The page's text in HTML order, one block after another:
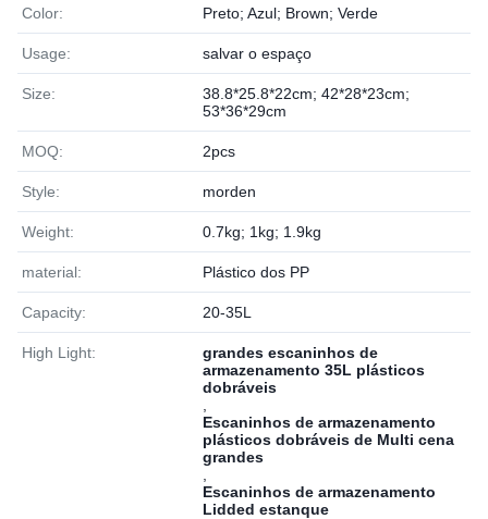
Color: Preto; Azul; Brown; Verde
Usage: salvar o espaço
Size:
38.8*25.8*22cm; 42*28*23cm;
53*36*29cm
MOQ: 2pcs
Style: morden
Weight: 0.7kg; 1kg; 1.9kg
material: Plástico dos PP
Capacity: 20-35L
High Light:
grandes escaninhos de
armazenamento 35L plásticos
dobráveis
Escaninhos de armazenamento
plásticos dobráveis de Multi cena
grandes
Escaninhos de armazenamento
Lidded estanque